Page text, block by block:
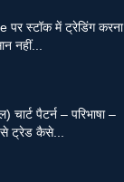
पर स्टॉक में ट्रेडिंग करना
नहीं...
चार्ट पैटर्न – परिभाषा –
ट्रेड कैसे...